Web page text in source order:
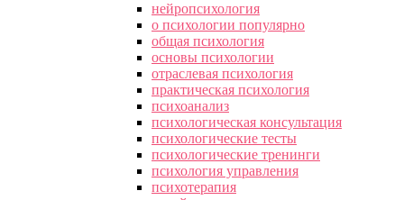
нейропсихология
о психологии популярно
общая психология
основы психологии
отраслевая психология
практическая психология
психоанализ
психологическая консультация
психологические тесты
психологические тренинги
психология управления
психотерапия